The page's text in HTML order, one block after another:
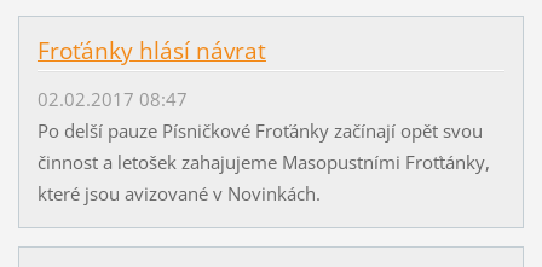
Froťánky hlásí návrat
02.02.2017 08:47
Po delší pauze Písničkové Froťánky začínají opět svou
činnost a letošek zahajujeme Masopustními Froťtánky,
které jsou avizované v Novinkách.